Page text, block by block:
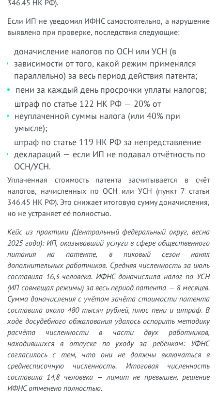
346.45 НК РФ).
Если ИП не уведомил ИФНС самостоятельно, а нарушение
выявлено при проверке, последствия следующие:
доначисление налогов по ОСН или УСН (в
зависимости от того, какой режим применялся
параллельно) за весь период действия патента;
пени за каждый день просрочки уплаты налогов;
штраф по статье 122 НК РФ — 20% от
неуплаченной суммы налога (или 40% при
умысле);
штраф по статье 119 НК РФ за непредставление
деклараций — если ИП не подавал отчётность по
ОСН/УСН.
Уплаченная стоимость патента засчитывается в счёт
налогов, начисленных по ОСН или УСН (пункт 7 статьи
346.45 НК РФ). Это снижает итоговую сумму доначисления,
но не устраняет её полностью.
Кейс из практики (Центральный федеральный округ, весна
2025 года): ИП, оказывавший услуги в сфере общественного
питания на патенте, в пиковый сезон нанял
дополнительных работников. Средняя численность за июль
составила 16,3 человека. ИФНС доначислила налог по УСН
(ИП совмещал режимы) за весь период патента — 8 месяцев.
Сумма доначисления с учётом зачёта стоимости патента
составила около 480 тысяч рублей, плюс пени и штраф. В
ходе досудебного обжалования удалось оспорить методику
расчёта численности в части двух работников,
находившихся в отпуске по уходу за ребёнком: УФНС
согласилось с тем, что они не должны включаться в
среднесписочную численность. Итоговая численность
составила 14,8 человека — лимит не превышен, решение
ИФНС отменено полностью.